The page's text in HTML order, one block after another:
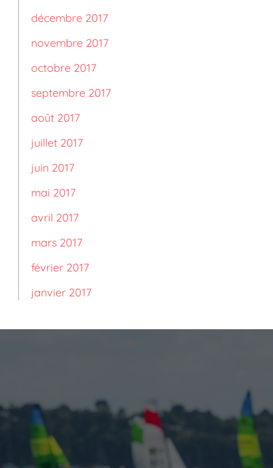
décembre 2017
novembre 2017
octobre 2017
septembre 2017
août 2017
juillet 2017
juin 2017
mai 2017
avril 2017
mars 2017
février 2017
janvier 2017